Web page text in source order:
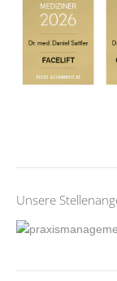
Unsere